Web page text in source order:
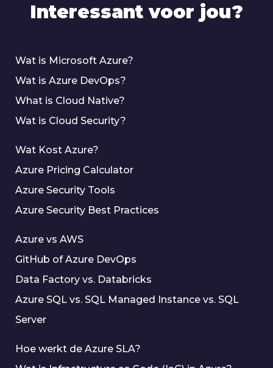
Interessant voor jou?
Wat is Microsoft Azure?
Wat is Azure DevOps?
What is Cloud Native?
Wat is Cloud Security?
Wat Kost Azure?
Azure Pricing Calculator
Azure Security Tools
Azure Security Best Practices
Azure vs AWS
GitHub of Azure DevOps
Data Factory vs. Databricks
Azure SQL vs. SQL Managed Instance vs. SQL
Server
Hoe werkt de Azure SLA?